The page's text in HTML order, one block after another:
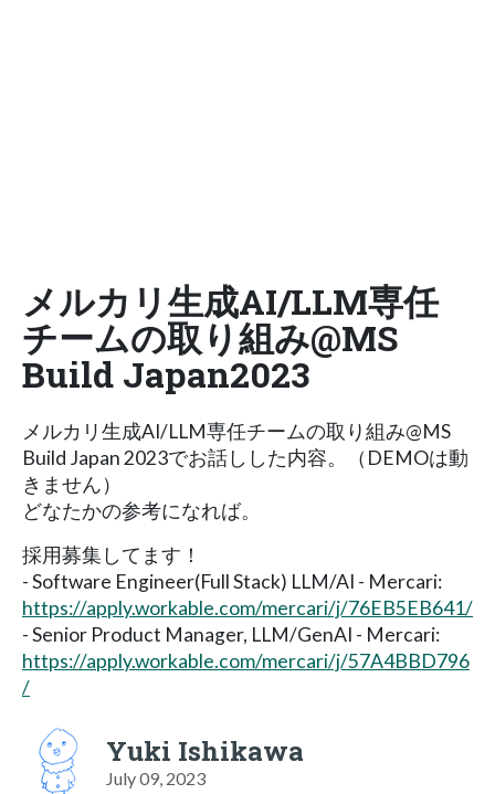
メルカリ生成AI/LLM専任
チームの取り組み@MS
Build Japan2023
メルカリ生成AI/LLM専任チームの取り組み@MS
Build Japan 2023でお話しした内容。（DEMOは動
きません）
どなたかの参考になれば。
採用募集してます！
- Software Engineer(Full Stack) LLM/AI - Mercari:
https://apply.workable.com/mercari/j/76EB5EB641/
- Senior Product Manager, LLM/GenAI - Mercari:
https://apply.workable.com/mercari/j/57A4BBD796
/
Yuki Ishikawa
July 09, 2023